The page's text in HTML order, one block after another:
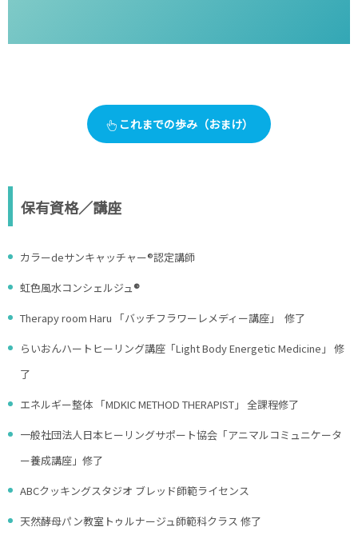
これまでの歩み（おまけ）
保有資格／講座
カラーdeサンキャッチャー®認定講師
虹色風水コンシェルジュ®
Therapy room Haru 「バッチフラワーレメディー講座」 修了
らいおんハートヒーリング講座「Light Body Energetic Medicine」 修
了
エネルギー整体 「MDKIC METHOD THERAPIST」 全課程修了
一般社団法人日本ヒーリングサポート協会「アニマルコミュニケータ
ー養成講座」修了
ABCクッキングスタジオ ブレッド師範ライセンス
天然酵母パン教室トゥルナージュ師範科クラス 修了